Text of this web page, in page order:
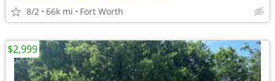
8/2 66k mi Fort Worth
$2,999